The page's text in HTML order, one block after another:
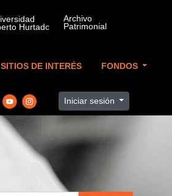
SITIOS DE INTERÉS FONDOS
Iniciar sesión